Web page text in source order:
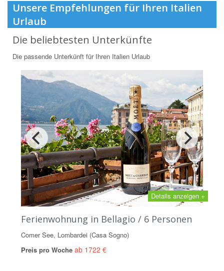
Unsere Empfehlungen für Ihren Italien
Urlaub
Die beliebtesten Unterkünfte
Die passende Unterkünft für Ihren Italien Urlaub
Details anzeigen +
Ferienwohnung in Bellagio / 6 Personen
Comer See, Lombardei (Casa Sogno)
Preis pro Woche ab 1722 €